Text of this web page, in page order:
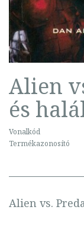
Alien
és
Vonalkód
Termékazonosító
Alien vs.